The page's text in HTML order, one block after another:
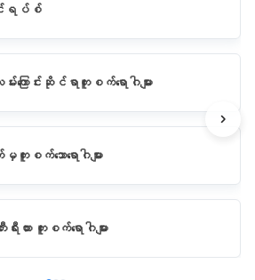
းရပ်စ်
ောင်းဆိုင်ရာကူးစက်ရောဂါများ
ကူးစက်သောရောဂါများ
းယား ကူးစက်ရောဂါများ